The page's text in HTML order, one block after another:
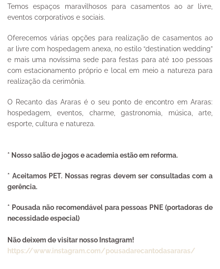
Temos espaços maravilhosos para casamentos ao ar livre,
eventos corporativos e sociais.
Oferecemos várias opções para realização de casamentos ao
ar livre com hospedagem anexa, no estilo “destination wedding”
e mais uma novíssima sede para festas para até 100 pessoas
com estacionamento próprio e local em meio a natureza para
realização da cerimônia.
O Recanto das Araras é o seu ponto de encontro em Araras:
hospedagem, eventos, charme, gastronomia, música, arte,
esporte, cultura e natureza.
* Nosso salão de jogos e academia estão em reforma.
* Aceitamos PET. Nossas regras devem ser consultadas com a
gerência.
* Pousada não recomendável para pessoas PNE (portadoras de
necessidade especial)
Não deixem de visitar nosso Instagram!
https://www.instagram.com/pousadarecantodasararas/